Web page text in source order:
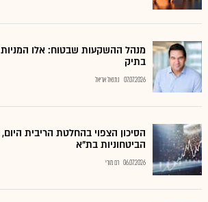
מנהל ההשקעות שבטוח: אלו
בתיק
07.07.2026 נתנאל אריאל
הסיכון הצפוי בהחלטת הריבית היום,
הביטחוניות בת"א
06.07.2026 רם מורי